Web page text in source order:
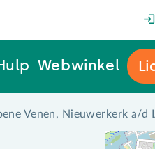
Webwinkel
Venen, Nieuwerkerk a/d